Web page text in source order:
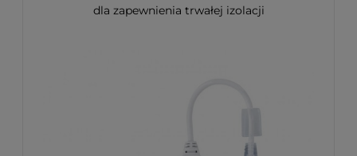
dla zapewnienia trwałej izolacji